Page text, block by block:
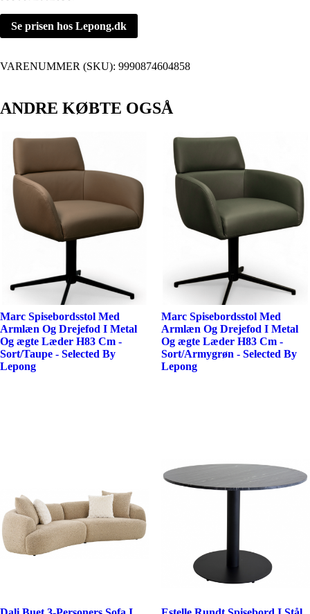
Se prisen hos Lepong.dk
VARENUMMER (SKU): 9990874604858
ANDRE KØBTE OGSÅ
Marc Spisebordsstol Med
Armlæn Og Drejefod I Metal
Og ægte Læder H83 Cm -
Sort/Taupe - Selected By
Lepong
Marc Spisebordsstol Med
Armlæn Og Drejefod I Metal
Og ægte Læder H83 Cm -
Sort/Armygrøn - Selected By
Lepong